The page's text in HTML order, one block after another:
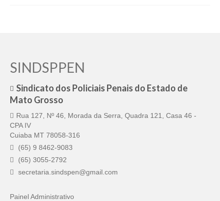
SINDSPPEN
Sindicato dos Policiais Penais do Estado de
Mato Grosso
Rua 127, Nº 46, Morada da Serra, Quadra 121, Casa 46 -
CPA IV
Cuiaba MT 78058-316
(65) 9 8462-9083
(65) 3055-2792
secretaria.sindspen@gmail.com
Painel Administrativo